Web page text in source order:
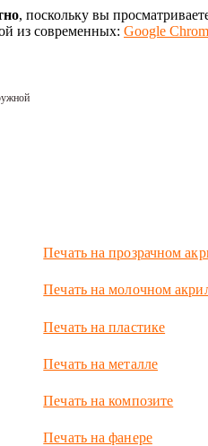
, поскольку вы
из современных: Google
Печать на прозрачном
Печать на молочном
Печать на пластике
Печать на металле
Печать на композите
Печать на фанере